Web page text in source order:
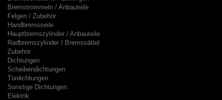
Bremstrommeln / Anbauteile
Felgen / Zubehör
Handbremsseile
Hauptbremszylinder / Anbauteile
Radbremszylinder / Bremssättel
Zubehör
Dichtungen
Scheibendichtungen
Türdichtungen
Sonstige Dichtungen
Elektrik